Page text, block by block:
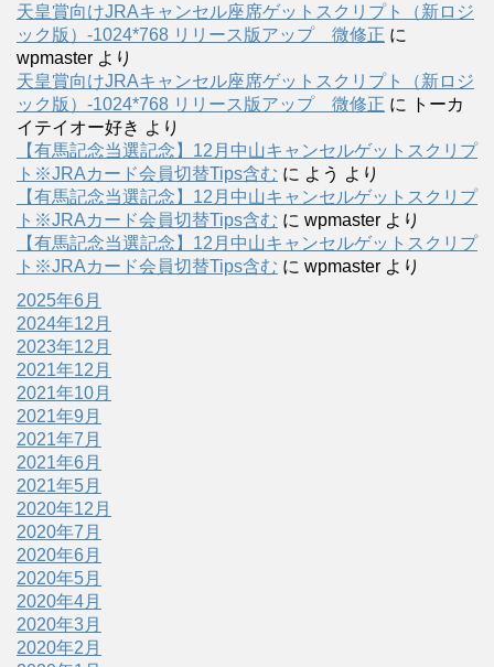
天皇賞向けJRAキャンセル座席ゲットスクリプト（新ロジ
ック版）-1024*768 リリース版アップ 微修正 に
wpmaster より
天皇賞向けJRAキャンセル座席ゲットスクリプト（新ロジ
ック版）-1024*768 リリース版アップ 微修正 に
トーカ
イテイオー好き より
【有馬記念当選記念】12月中山キャンセルゲットスクリプ
ト※JRAカード会員切替Tips含む に よう より
【有馬記念当選記念】12月中山キャンセルゲットスクリプ
ト※JRAカード会員切替Tips含む に wpmaster より
【有馬記念当選記念】12月中山キャンセルゲットスクリプ
ト※JRAカード会員切替Tips含む に wpmaster より
2025年6月
2024年12月
2023年12月
2021年12月
2021年10月
2021年9月
2021年7月
2021年6月
2021年5月
2020年12月
2020年7月
2020年6月
2020年5月
2020年4月
2020年3月
2020年2月